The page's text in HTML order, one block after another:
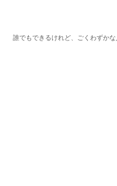
誰でもできるけれど、ごくわずか